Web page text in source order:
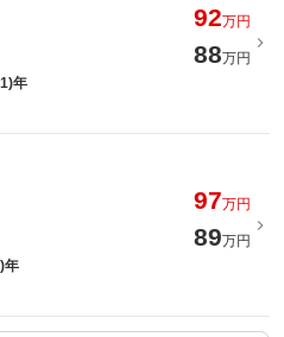
92万円
88万円
年
97万円
89万円
年